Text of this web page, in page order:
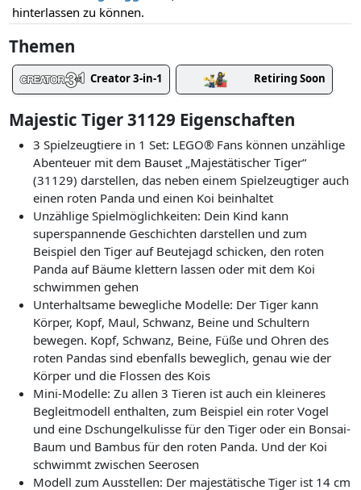
hinterlassen zu können.
Themen
Creator 3-in-1 Retiring Soon
Majestic Tiger 31129 Eigenschaften
3 Spielzeugtiere in 1 Set: LEGO® Fans können unzählige
Abenteuer mit dem Bauset „Majestätischer Tiger“
(31129) darstellen, das neben einem Spielzeugtiger auch
einen roten Panda und einen Koi beinhaltet
Unzählige Spielmöglichkeiten: Dein Kind kann
superspannende Geschichten darstellen und zum
Beispiel den Tiger auf Beutejagd schicken, den roten
Panda auf Bäume klettern lassen oder mit dem Koi
schwimmen gehen
Unterhaltsame bewegliche Modelle: Der Tiger kann
Körper, Kopf, Maul, Schwanz, Beine und Schultern
bewegen. Kopf, Schwanz, Beine, Füße und Ohren des
roten Pandas sind ebenfalls beweglich, genau wie der
Körper und die Flossen des Kois
Mini-Modelle: Zu allen 3 Tieren ist auch ein kleineres
Begleitmodell enthalten, zum Beispiel ein roter Vogel
und eine Dschungelkulisse für den Tiger oder ein Bonsai-
Baum und Bambus für den roten Panda. Und der Koi
schwimmt zwischen Seerosen
Modell zum Ausstellen: Der majestätische Tiger ist 14 cm